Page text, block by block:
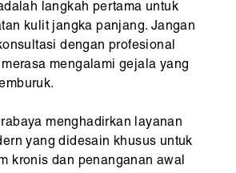
langkah pertama untuk
kulit jangka panjang. Jangan
dengan profesional
mengalami gejala yang
menghadirkan layanan
yang didesain khusus untuk
kronis dan penanganan awal